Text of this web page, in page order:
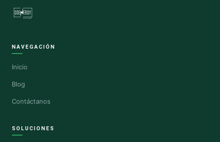
NAVEGACIÓN
Inicio
Blog
Contáctanos
SOLUCIONES